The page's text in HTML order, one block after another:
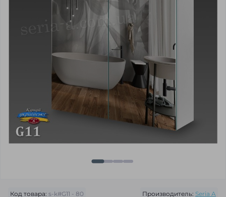
Код товара: s-k#G11 - 80 Производитель: Seria A